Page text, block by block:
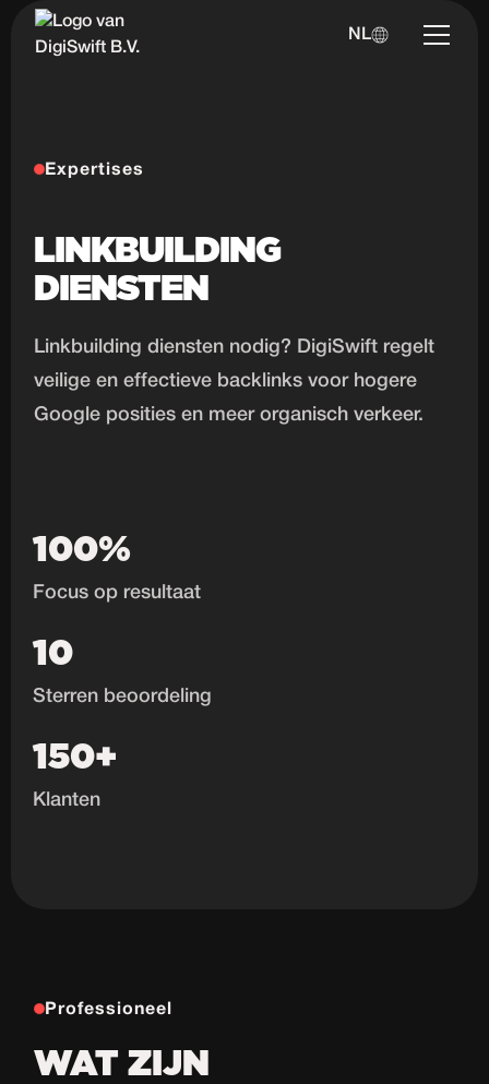
NL
Expertises
LINKBUILDING
DIENSTEN
Linkbuilding diensten nodig? DigiSwift regelt
veilige en effectieve backlinks voor hogere
Google posities en meer organisch verkeer.
100%
Focus op resultaat
10
Sterren beoordeling
150+
Klanten
Professioneel
WAT ZIJN